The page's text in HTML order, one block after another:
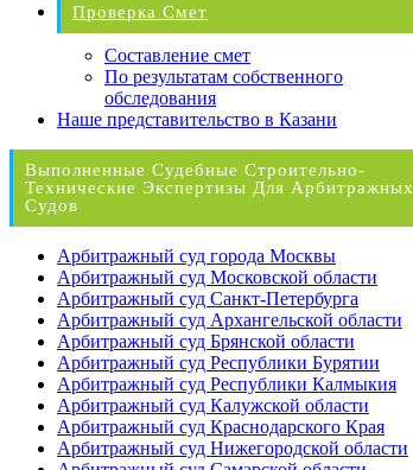
Проверка Смет
Составление смет
По результатам собственного
обследования
Наше представительство в Казани
Выполненные Судебные Строительно-
Технические Экспертизы Для Арбитражных
Судов
Арбитражный суд города Москвы
Арбитражный суд Московской области
Арбитражный суд Санкт-Петербурга
Арбитражный суд Архангельской области
Арбитражный суд Брянской области
Арбитражный суд Республики Бурятии
Арбитражный суд Республики Калмыкия
Арбитражный суд Калужской области
Арбитражный суд Краснодарского Края
Арбитражный суд Нижегородской области